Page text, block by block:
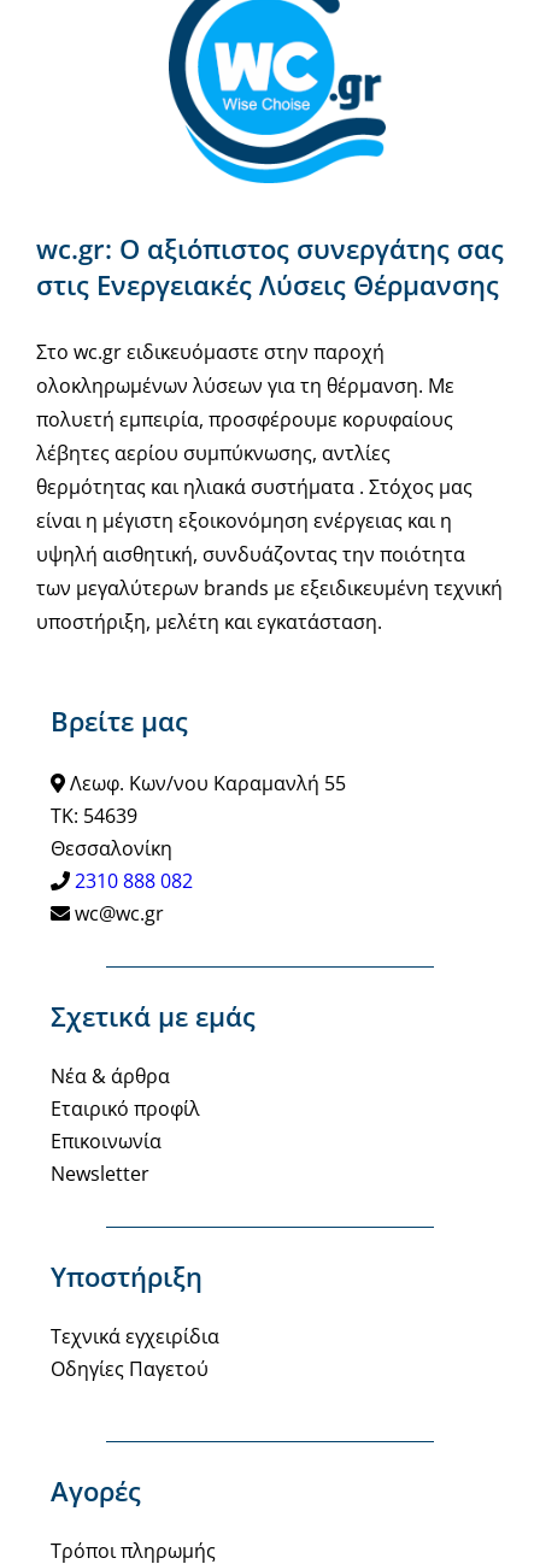
Βρείτε μας
Λεωφ. Κων/νου Καραμανλή 55
ΤΚ: 54639
Θεσσαλονίκη
2310 888 082
wc@wc.gr
Σχετικά με εμάς
Νέα & άρθρα
Εταιρικό προφίλ
Επικοινωνία
Newsletter
Υποστήριξη
Τεχνικά εγχειρίδια
Οδηγίες Παγετού
Αγορές
Τρόποι πληρωμής
wc.gr: Ο αξιόπιστος συνεργάτης σας
στις Ενεργειακές Λύσεις Θέρμανσης
Στο wc.gr ειδικευόμαστε στην παροχή
ολοκληρωμένων λύσεων για τη θέρμανση. Με
πολυετή εμπειρία, προσφέρουμε κορυφαίους
λέβητες αερίου συμπύκνωσης, αντλίες
θερμότητας και ηλιακά συστήματα . Στόχος μας
είναι η μέγιστη εξοικονόμηση ενέργειας και η
υψηλή αισθητική, συνδυάζοντας την ποιότητα
των μεγαλύτερων brands με εξειδικευμένη τεχνική
υποστήριξη, μελέτη και εγκατάσταση.